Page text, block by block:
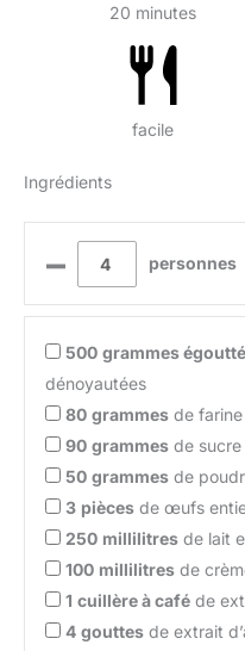
20 minutes
facile
Ingrédients
– personnes
500 grammes
dénoyautées
80 grammes de
90 grammes de
50 grammes de
3 pièces de œufs
250 millilitres de lait
100 millilitres de
1 cuillère à café de
4 gouttes de extrait